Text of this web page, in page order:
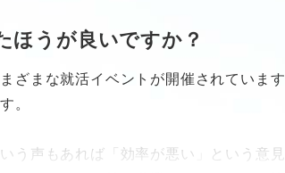
ほうが良いですか？
ざまな就活イベントが開催されています
。
う声もあれば「効率が悪い」という意見